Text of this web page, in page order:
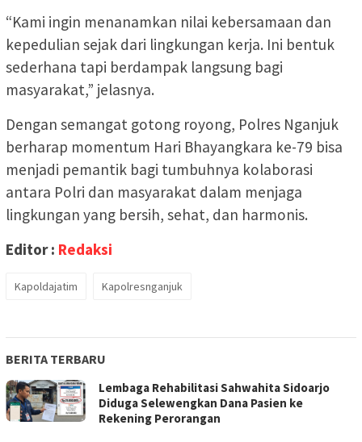
“Kami ingin menanamkan nilai kebersamaan dan
kepedulian sejak dari lingkungan kerja. Ini bentuk
sederhana tapi berdampak langsung bagi
masyarakat,” jelasnya.
Dengan semangat gotong royong, Polres Nganjuk
berharap momentum Hari Bhayangkara ke-79 bisa
menjadi pemantik bagi tumbuhnya kolaborasi
antara Polri dan masyarakat dalam menjaga
lingkungan yang bersih, sehat, dan harmonis.
Editor : Redaksi
Kapoldajatim Kapolresnganjuk
BERITA TERBARU
Lembaga Rehabilitasi Sahwahita Sidoarjo
Diduga Selewengkan Dana Pasien ke
Rekening Perorangan